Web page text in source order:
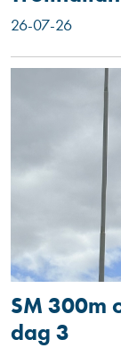
26-07-26
SM 300m
dag 3